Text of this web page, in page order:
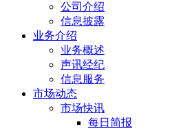
公司介绍
信息披露
业务介绍
业务概述
声讯经纪
信息服务
市场动态
市场快讯
每日简报